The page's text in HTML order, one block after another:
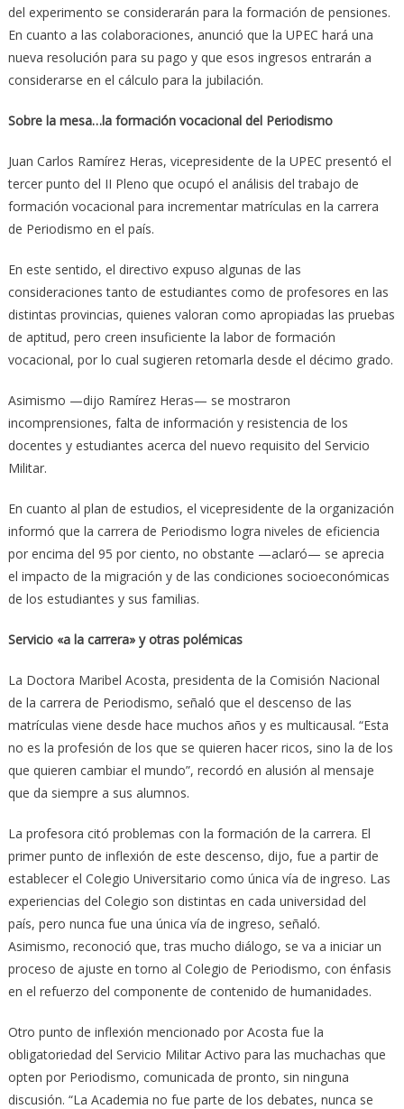
del experimento se considerarán para la formación de pensiones.
En cuanto a las colaboraciones, anunció que la UPEC hará una
nueva resolución para su pago y que esos ingresos entrarán a
considerarse en el cálculo para la jubilación.
Sobre la mesa…la formación vocacional del Periodismo
Juan Carlos Ramírez Heras, vicepresidente de la UPEC presentó el
tercer punto del II Pleno que ocupó el análisis del trabajo de
formación vocacional para incrementar matrículas en la carrera
de Periodismo en el país.
En este sentido, el directivo expuso algunas de las
consideraciones tanto de estudiantes como de profesores en las
distintas provincias, quienes valoran como apropiadas las pruebas
de aptitud, pero creen insuficiente la labor de formación
vocacional, por lo cual sugieren retomarla desde el décimo grado.
Asimismo —dijo Ramírez Heras— se mostraron
incomprensiones, falta de información y resistencia de los
docentes y estudiantes acerca del nuevo requisito del Servicio
Militar.
En cuanto al plan de estudios, el vicepresidente de la organización
informó que la carrera de Periodismo logra niveles de eficiencia
por encima del 95 por ciento, no obstante —aclaró— se aprecia
el impacto de la migración y de las condiciones socioeconómicas
de los estudiantes y sus familias.
Servicio «a la carrera» y otras polémicas
La Doctora Maribel Acosta, presidenta de la Comisión Nacional
de la carrera de Periodismo, señaló que el descenso de las
matrículas viene desde hace muchos años y es multicausal. “Esta
no es la profesión de los que se quieren hacer ricos, sino la de los
que quieren cambiar el mundo”, recordó en alusión al mensaje
que da siempre a sus alumnos.
La profesora citó problemas con la formación de la carrera. El
primer punto de inflexión de este descenso, dijo, fue a partir de
establecer el Colegio Universitario como única vía de ingreso. Las
experiencias del Colegio son distintas en cada universidad del
país, pero nunca fue una única vía de ingreso, señaló.
Asimismo, reconoció que, tras mucho diálogo, se va a iniciar un
proceso de ajuste en torno al Colegio de Periodismo, con énfasis
en el refuerzo del componente de contenido de humanidades.
Otro punto de inflexión mencionado por Acosta fue la
obligatoriedad del Servicio Militar Activo para las muchachas que
opten por Periodismo, comunicada de pronto, sin ninguna
discusión. “La Academia no fue parte de los debates, nunca se